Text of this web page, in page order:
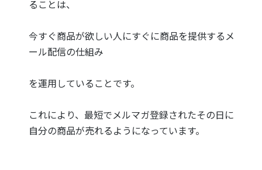
ることは、
今すぐ商品が欲しい人にすぐに商品を提供するメ
ール配信の仕組み
を運用していることです。
これにより、最短でメルマガ登録されたその日に
自分の商品が売れるようになっています。